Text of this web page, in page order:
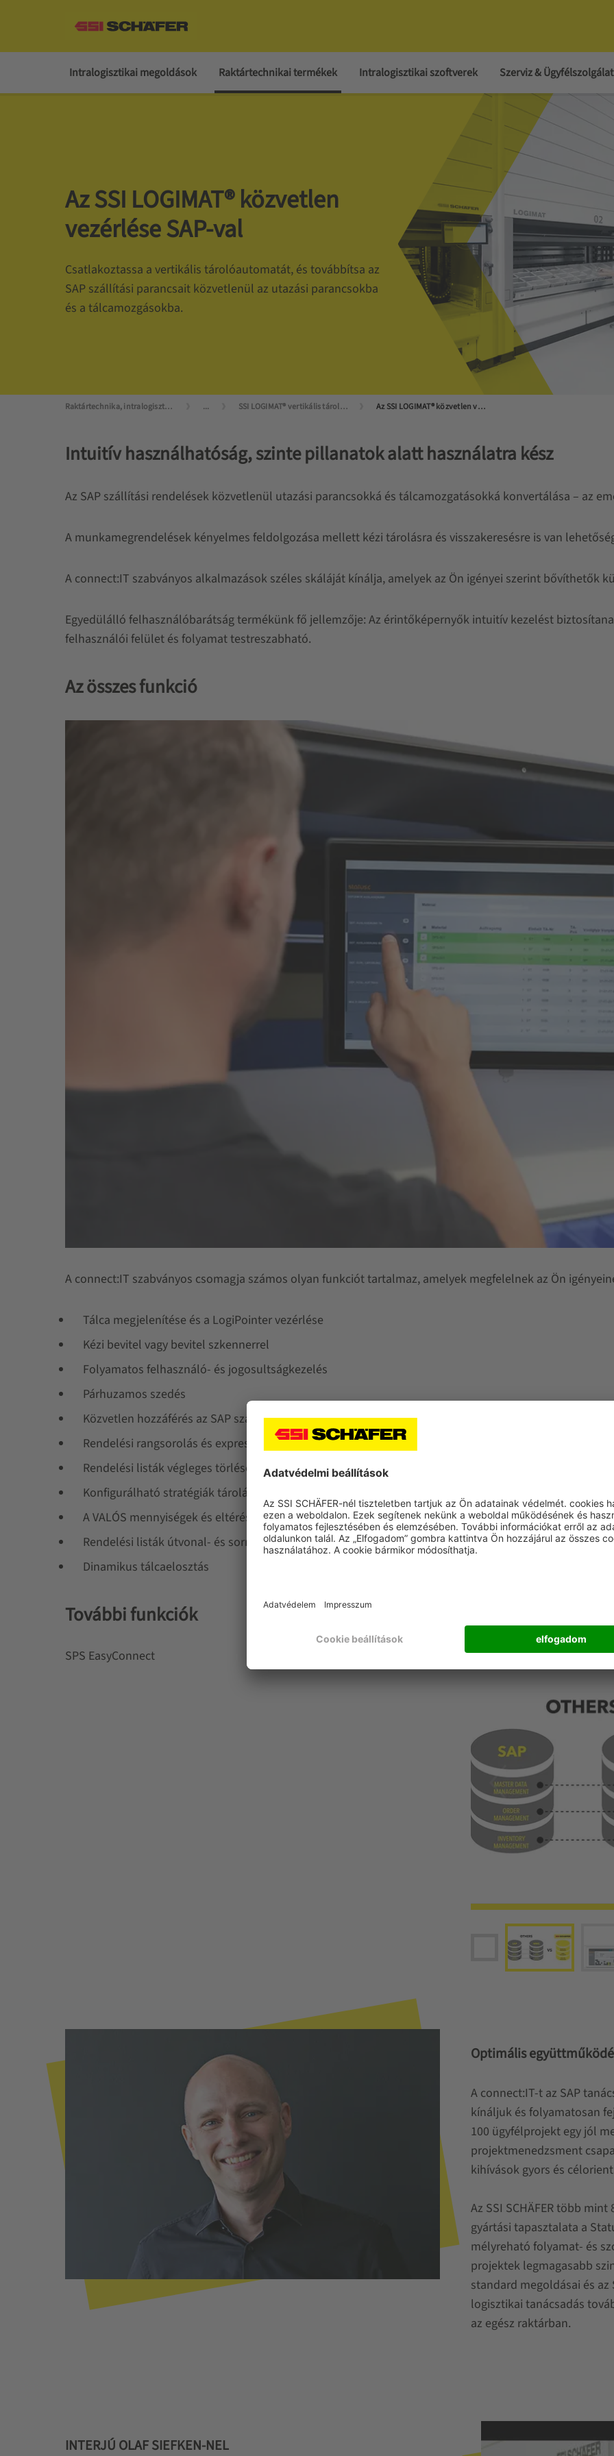
Intralogisztikai megoldások Raktártechnikai termékek Intralogisztikai szoftverek Szerviz & Ügyfélszolgálat
Az SSI LOGIMAT® közvetlen
vezérlése SAP-val
Csatlakoztassa a vertikális tárolóautomatát, és továbbítsa az
SAP szállítási parancsait közvetlenül az utazási parancsokba
és a tálcamozgásokba.
Raktártechnika, intralogisztika mesterfokon ... SSI LOGIMAT® vertikális tárolóautomata Az SSI LOGIMAT® közvetlen vezérlése SAP-val
Intuitív használhatóság, szinte pillanatok alatt használatra kész
Az SAP szállítási rendelések közvetlenül utazási parancsokká és tálcamozgatásokká konvertálása – az
A munkamegrendelések kényelmes feldolgozása mellett kézi tárolásra és visszakeresésre is van
A connect:IT szabványos alkalmazások széles skáláját kínálja, amelyek az Ön igényei szerint bővíthetők
Egyedülálló felhasználóbarátság termékünk fő jellemzője: Az érintőképernyők intuitív kezelést
felhasználói felület és folyamat testreszabható.
Az összes funkció
A connect:IT szabványos csomagja számos olyan funkciót tartalmaz, amelyek megfelelnek az Ön
Tálca megjelenítése és a LogiPointer vezérlése
Kézi bevitel vagy bevitel szkennerrel
Folyamatos felhasználó- és jogosultságkezelés
Párhuzamos szedés
Közvetlen hozzáférés az SAP szállítási megrendelésekhez
Rendelési rangsorolás és expressz megrendelések kezelése
Rendelési listák végleges törlésének lehetősége
Konfigurálható stratégiák tároláshoz és visszakereséshez
A VALÓS mennyiségek és eltérések egyszerű bevitele érintésenként
Rendelési listák útvonal- és sorrendoptimalizálása
Dinamikus tálcaelosztás
További funkciók
SPS EasyConnect
Optimális
A connect:IT-t az SAP
kínáljuk és folyamatosan
100 ügyfélprojekt egy jól
projektmenedzsment
kihívások gyors és
Az SSI SCHÄFER több
gyártási tapasztalata a
mélyreható folyamat- és
projektek legmagasabb
standard megoldásai és
logisztikai tanácsadás
az egész raktárban.
INTERJÚ OLAF SIEFKEN-NEL